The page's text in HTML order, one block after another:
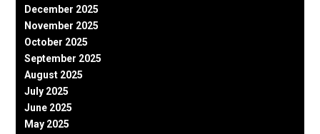
December 2025
November 2025
October 2025
September 2025
August 2025
July 2025
June 2025
May 2025